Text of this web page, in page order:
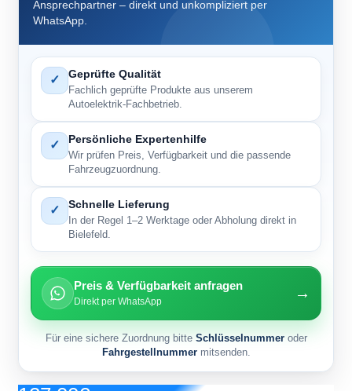
Ansprechpartner – direkt und unkompliziert per
WhatsApp.
✓ Geprüfte Qualität
Fachlich geprüfte Produkte aus unserem
Autoelektrik-Fachbetrieb.
✓ Persönliche Expertenhilfe
Wir prüfen Preis, Verfügbarkeit und die passende
Fahrzeugzuordnung.
✓ Schnelle Lieferung
In der Regel 1–2 Werktage oder Abholung direkt in
Bielefeld.
Preis & Verfügbarkeit anfragen
Direkt per WhatsApp →
Für eine sichere Zuordnung bitte Schlüsselnummeroder
Fahrgestellnummermitsenden.